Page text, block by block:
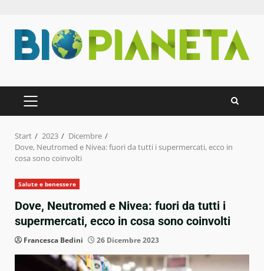
Inhalt
springen
PRIMÄRES
MENÜ
Start 2023
Dicembre
Dove, Neutromed e Nivea: fuori da tutti i supermercati, ecco in
cosa sono coinvolti
Salute e benessere
Dove, Neutromed e Nivea: fuori da tutti i
supermercati, ecco in cosa sono coinvolti
Francesca Bedini 26 Dicembre 2023